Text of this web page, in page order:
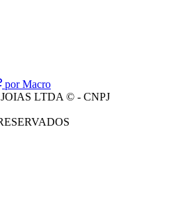
por Macro
LTDA © - CNPJ